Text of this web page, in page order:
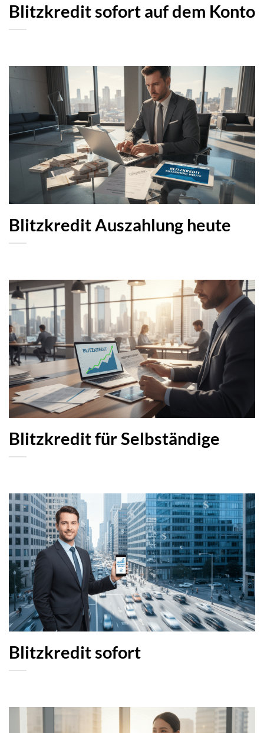
Blitzkredit sofort auf dem Konto
Blitzkredit Auszahlung heute
Blitzkredit für Selbständige
Blitzkredit sofort